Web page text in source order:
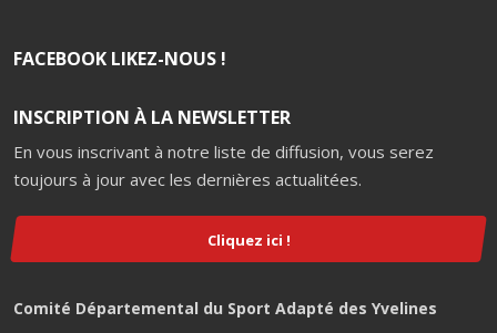
FACEBOOK LIKEZ-NOUS !
INSCRIPTION À LA NEWSLETTER
En vous inscrivant à notre liste de diffusion, vous serez
toujours à jour avec les dernières actualitées.
Cliquez ici !
Comité Départemental du Sport Adapté des Yvelines